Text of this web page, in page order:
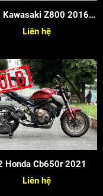
Kawasaki Z800 2016
Candy
Liên hệ
Honda Cb650r 2021
Liên hệ